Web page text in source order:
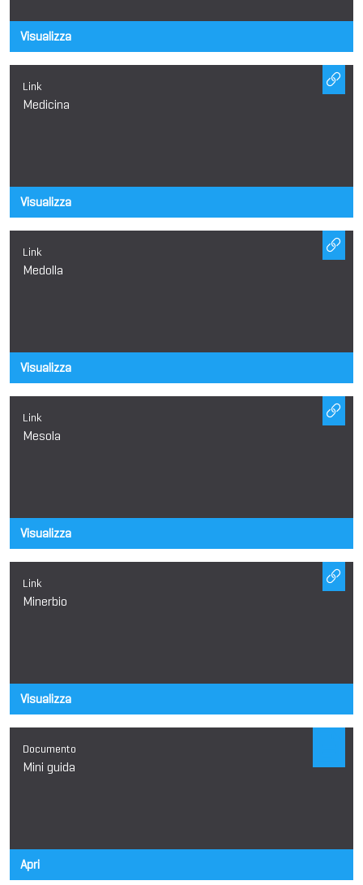
Visualizza
Link
Medicina
Visualizza
Link
Medolla
Visualizza
Link
Mesola
Visualizza
Link
Minerbio
Visualizza
Documento
Mini guida
Apri